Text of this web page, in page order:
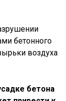
бетонного
воздуха
бетона